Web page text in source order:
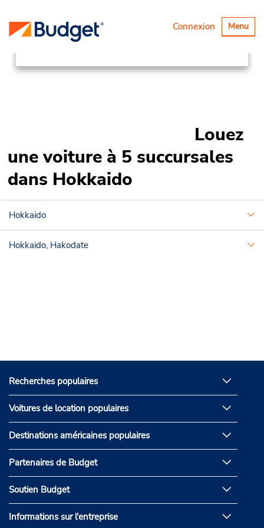
Basculer
la
Menu
Connexion
Succursales Asia Pacific
Japan
Hokkaido
Louez
une voiture à 5 succursales
dans Hokkaido
Hokkaido
Hokkaido, Hakodate
Recherches populaires
Voitures de location populaires
Destinations américaines populaires
Partenaires de Budget
Soutien Budget
Informations sur l'entreprise